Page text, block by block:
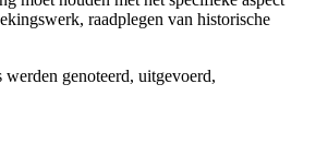
raadplegen van historische
genoteerd, uitgevoerd,